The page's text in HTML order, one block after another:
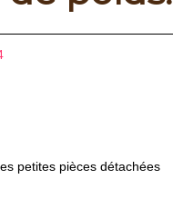
petites pièces détachées